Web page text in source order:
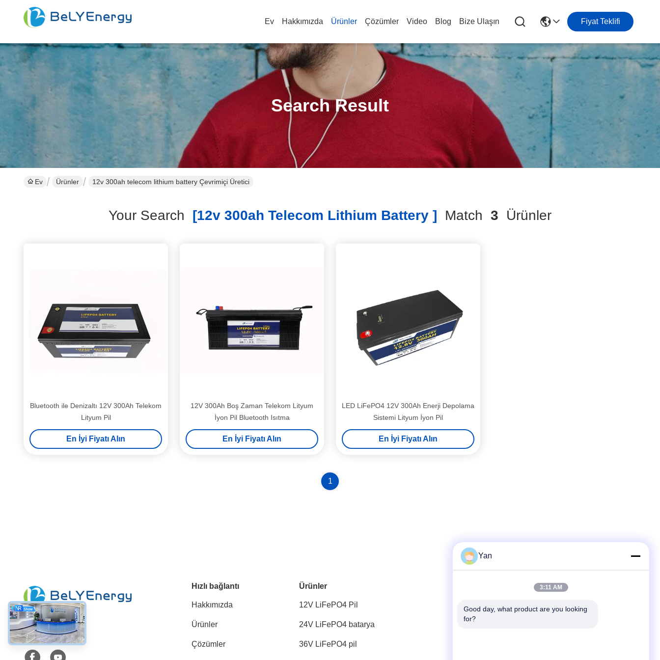
Ev Hakkımızda Ürünler Çözümler Video Blog Bize Ulaşın Fiyat Teklifi
Search Result
Ev Ürünler 12v 300ah telecom lithium battery Çevrimiçi Üretici
Your Search [12v 300ah Telecom Lithium Battery ] Match 3 Ürünler
Bluetooth ile Denizaltı 12V 300Ah Telekom
Lityum Pil
En İyi Fiyatı Alın
12V 300Ah Boş Zaman Telekom Lityum
İyon Pil Bluetooth Isıtma
En İyi Fiyatı Alın
LED LiFePO4 12V 300Ah Enerji Depolama
Sistemi Lityum İyon Pil
En İyi Fiyatı Alın
1
Sosyal Medya
Hızlı bağlantı
Hakkımızda
Ürünler
Çözümler
Ürünler
12V LiFePO4 Pil
24V LiFePO4 batarya
36V LiFePO4 pil
Tel:
Yan
3:11 AM
Good day, what product are you looking
for?